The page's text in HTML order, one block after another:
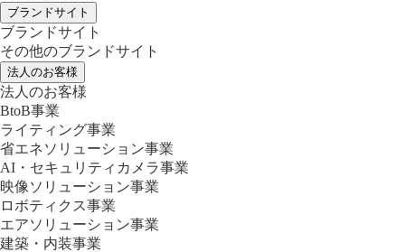
ブランドサイト
ブランドサイト
その他のブランドサイト
法人のお客様
法人のお客様
BtoB事業
ライティング事業
省エネソリューション事業
AI・セキュリティカメラ事業
映像ソリューション事業
ロボティクス事業
エアソリューション事業
建築・内装事業